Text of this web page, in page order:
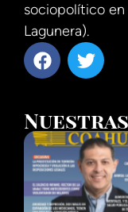
sociopolítico en
Lagunera).